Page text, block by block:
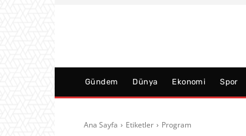
Gündem Dünya Ekonomi Spor
Ana Sayfa Etiketler Program